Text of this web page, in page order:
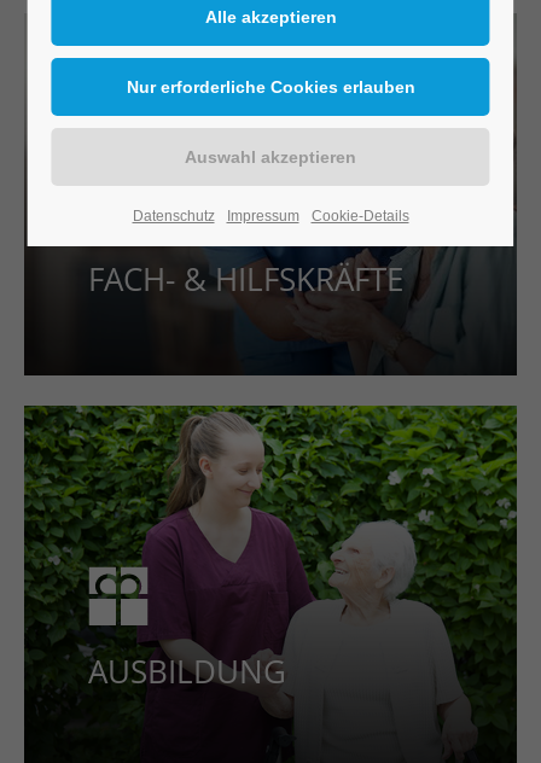
FACH- & HILFSKRÄFTE
AUSBILDUNG
Datenschutz Impressum Cookie-Details